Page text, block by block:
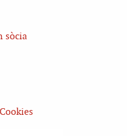
sòcia